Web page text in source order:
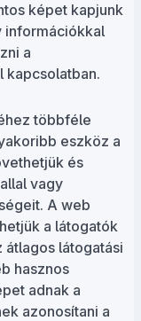
képet kapjunk
információkkal
a
kapcsolatban.
többféle
eszköz a
és
vagy
A web
a látogatók
látogatási
hasznos
adnak a
azonosítani a